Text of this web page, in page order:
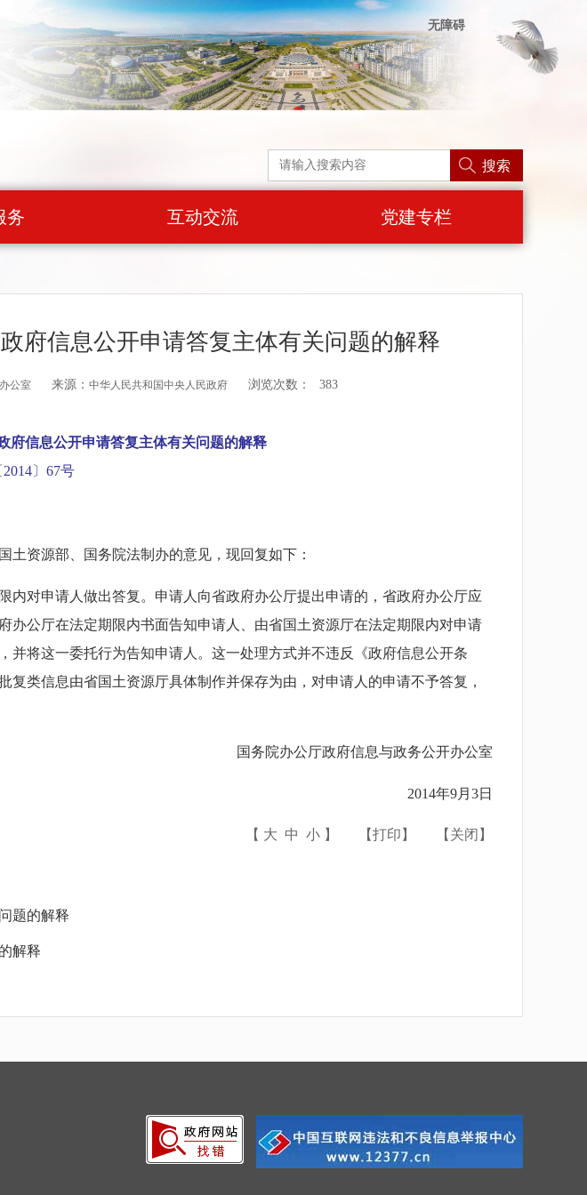
无障碍
搜索
务 互动交流 党建专栏
府信息公开申请答复主体有关问题的解释
公室 来源： 中华人民共和国中央人民政府 浏览次数： 383
府信息公开申请答复主体有关问题的解释
〕67号
土资源部、国务院法制办的意见，现回复如下：
对申请人做出答复。申请人向省政府办公厅提出申请的，省政府办公厅应
办公厅在法定期限内书面告知申请人、由省国土资源厅在法定期限内对申请
并将这一委托行为告知申请人。这一处理方式并不违反《政府信息公开条
类信息由省国土资源厅具体制作并保存为由，对申请人的申请不予答复，
国务院办公厅政府信息与政务公开办公室
2014年9月3日
【 大 中 小 】 【打印 】 【 关闭 】
题的解释
解释